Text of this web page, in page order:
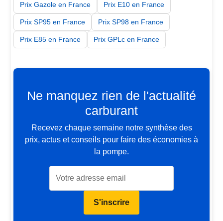
Prix Gazole en France Prix E10 en France
Prix SP95 en France Prix SP98 en France
Prix E85 en France Prix GPLc en France
Ne manquez rien de l'actualité
carburant
Recevez chaque semaine notre synthèse des
prix, actus et conseils pour faire des économies à
la pompe.
S'inscrire